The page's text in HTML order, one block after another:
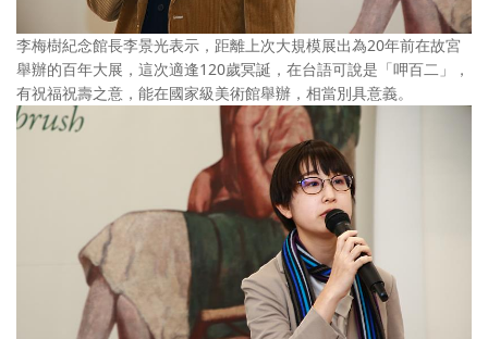
李梅樹紀念館長李景光表示，距離上次大規模展出為20年前在故宮
舉辦的百年大展，這次適逢120歲冥誕，在台語可說是「呷百二」，
有祝福祝壽之意，能在國家級美術館舉辦，相當別具意義。